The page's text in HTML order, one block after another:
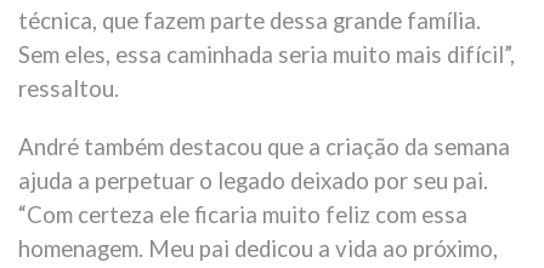
técnica, que fazem parte dessa grande família.
Sem eles, essa caminhada seria muito mais difícil”,
ressaltou.
André também destacou que a criação da semana
ajuda a perpetuar o legado deixado por seu pai.
“Com certeza ele ficaria muito feliz com essa
homenagem. Meu pai dedicou a vida ao próximo,